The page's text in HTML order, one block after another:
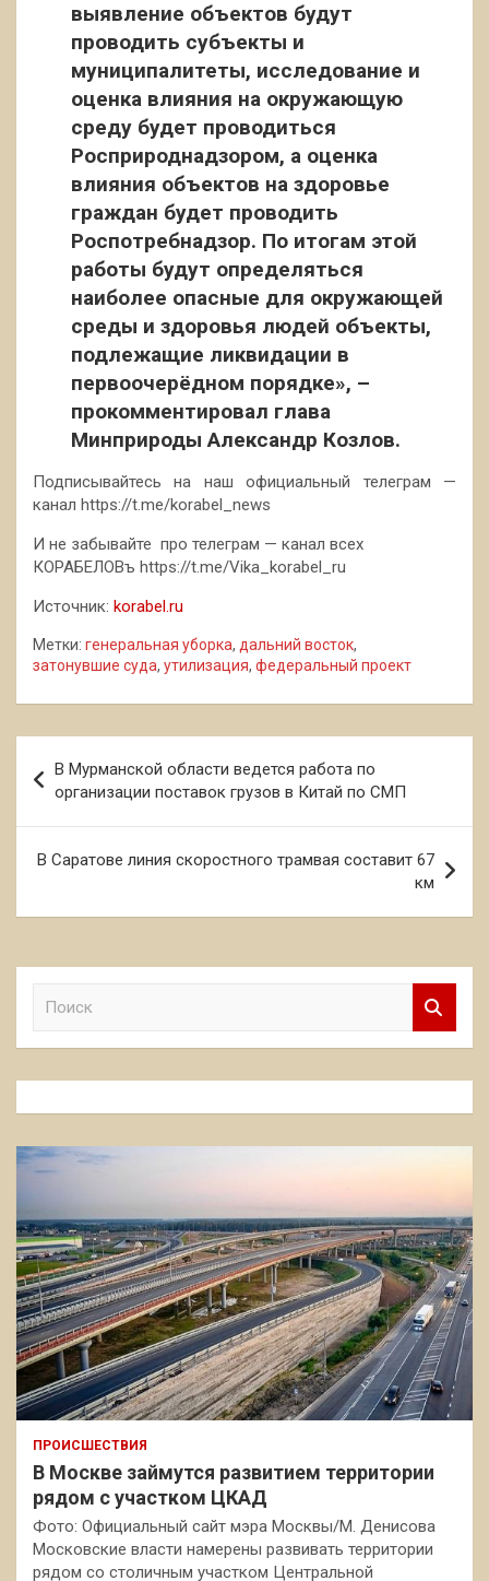
выявление объектов будут
проводить субъекты и
муниципалитеты, исследование и
оценка влияния на окружающую
среду будет проводиться
Росприроднадзором, а оценка
влияния объектов на здоровье
граждан будет проводить
Роспотребнадзор. По итогам этой
работы будут определяться
наиболее опасные для окружающей
среды и здоровья людей объекты,
подлежащие ликвидации в
первоочерёдном порядке», –
прокомментировал глава
Минприроды Александр Козлов.
Подписывайтесь на наш официальный телеграм —
канал https://t.me/korabel_news
И не забывайте про телеграм — канал всех
КОРАБЕЛОВъ https://t.me/Vika_korabel_ru
Источник: korabel.ru
Метки: генеральная уборка, дальний восток,
затонувшие суда, утилизация, федеральный проект
по
записям
В Мурманской области ведется работа по
организации поставок грузов в Китай по СМП
В Саратове линия скоростного трамвая составит 67
км
к
ПРОИСШЕСТВИЯ
В Москве займутся развитием территории
рядом с участком ЦКАД
Фото: Официальный сайт мэра Москвы/М. Денисова
Московские власти намерены развивать территории
рядом со столичным участком Центральной